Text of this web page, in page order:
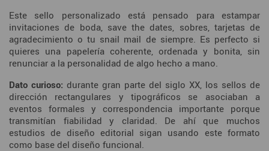
Este sello personalizado está pensado para estampar
invitaciones de boda, save the dates, sobres, tarjetas de
agradecimiento o tu snail mail de siempre. Es perfecto si
quieres una papelería coherente, ordenada y bonita, sin
renunciar a la personalidad de algo hecho a mano.
Dato curioso: durante gran parte del siglo XX, los sellos de
dirección rectangulares y tipográficos se asociaban a
eventos formales y correspondencia importante porque
transmitían fiabilidad y claridad. De ahí que muchos
estudios de diseño editorial sigan usando este formato
como base del diseño funcional.